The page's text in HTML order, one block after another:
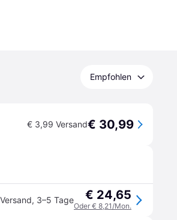
Empfohlen
€ 3,99 Versand€ 30,99
, 3–5 Tage € 24,65
Oder € 8,21/Mon.